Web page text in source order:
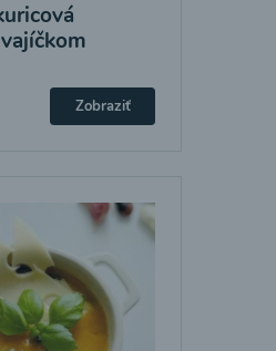
Zobraziť